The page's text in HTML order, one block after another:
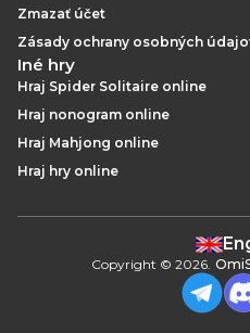
Zmazať účet
Zásady ochrany osobných
Iné hry
Hraj Spider Solitaire online
Hraj nonogram online
Hraj Mahjong online
Hraj hry online
Copyright © 2026.